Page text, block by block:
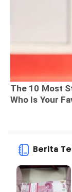
Berita